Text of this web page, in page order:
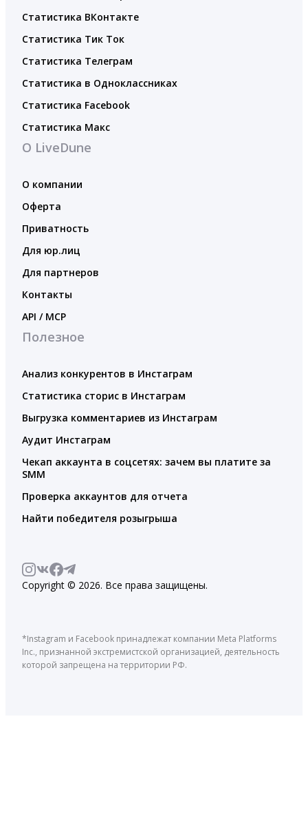
Статистика ВКонтакте
Статистика Тик Ток
Статистика Телеграм
Статистика в Одноклассниках
Статистика Facebook
Статистика Макс
О LiveDune
О компании
Оферта
Приватность
Для юр.лиц
Для партнеров
Контакты
API / MCP
Полезное
Анализ конкурентов в Инстаграм
Статистика сторис в Инстаграм
Выгрузка комментариев из Инстаграм
Аудит Инстаграм
Чекап аккаунта в соцсетях: зачем вы платите за
SMM
Проверка аккаунтов для отчета
Найти победителя розыгрыша
Copyright © 2026. Все права защищены.
*Instagram и Facebook принадлежат компании Meta Platforms
Inc., признанной экстремистской организацией, деятельность
которой запрещена на территории РФ.